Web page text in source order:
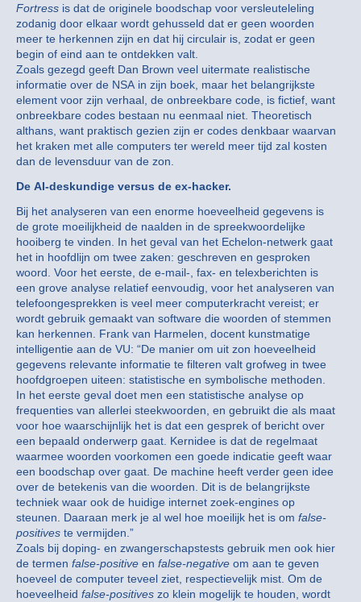
Fortress is dat de originele boodschap voor versleuteleling
zodanig door elkaar wordt gehusseld dat er geen woorden
meer te herkennen zijn en dat hij circulair is, zodat er geen
begin of eind aan te ontdekken valt.
Zoals gezegd geeft Dan Brown veel uitermate realistische
informatie over de NSA in zijn boek, maar het belangrijkste
element voor zijn verhaal, de onbreekbare code, is fictief, want
onbreekbare codes bestaan nu eenmaal niet. Theoretisch
althans, want praktisch gezien zijn er codes denkbaar waarvan
het kraken met alle computers ter wereld meer tijd zal kosten
dan de levensduur van de zon.
De AI-deskundige versus de ex-hacker.
Bij het analyseren van een enorme hoeveelheid gegevens is
de grote moeilijkheid de naalden in de spreekwoordelijke
hooiberg te vinden. In het geval van het Echelon-netwerk gaat
het in hoofdlijn om twee zaken: geschreven en gesproken
woord. Voor het eerste, de e-mail-, fax- en telexberichten is
een grove analyse relatief eenvoudig, voor het analyseren van
telefoongesprekken is veel meer computerkracht vereist; er
wordt gebruik gemaakt van software die woorden of stemmen
kan herkennen. Frank van Harmelen, docent kunstmatige
intelligentie aan de VU: “De manier om uit zon hoeveelheid
gegevens relevante informatie te filteren valt grofweg in twee
hoofdgroepen uiteen: statistische en symbolische methoden.
In het eerste geval doet men een statistische analyse op
frequenties van allerlei steekwoorden, en gebruikt die als maat
voor hoe waarschijnlijk het is dat een gesprek of bericht over
een bepaald onderwerp gaat. Kernidee is dat de regelmaat
waarmee woorden voorkomen een goede indicatie geeft waar
een boodschap over gaat. De machine heeft verder geen idee
over de betekenis van die woorden. Dit is de belangrijkste
techniek waar ook de huidige internet zoek-engines op
steunen. Daaraan merk je al wel hoe moeilijk het is om false-
positives te vermijden.”
Zoals bij doping- en zwangerschapstests gebruik men ook hier
de termen false-positive en false-negative om aan te geven
hoeveel de computer teveel ziet, respectievelijk mist. Om de
hoeveelheid false-positives zo klein mogelijk te houden, wordt